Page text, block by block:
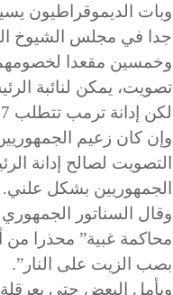
وبات الديموقراطيون
جدا في مجلس الشيوخ
وخمسين مقعدا
تصويت، يمكن لنائبة
لكن إدانة ترمب تتطلب 67 صوتا، وهو هدف يبدو من الصعب تحقيقه.
وإن كان زعيم
التصويت لصالح إدانة
الجمهوريين بشكل علني.
وقال السناتور
محاكمة غبية” محذرا من
بصب الزيت على النار”.
ويأمل البعض حتى